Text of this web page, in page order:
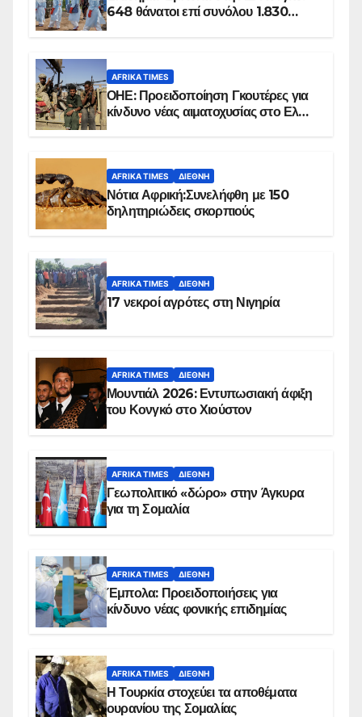
648 θάνατοι επί συνόλου 1.830
AFRIKA TIMES
ΟΗΕ: Προειδοποίηση Γκουτέρες για
κίνδυνο νέας αιματοχυσίας στο Ελ
AFRIKA TIMES ΔΙΕΘΝΉ
Νότια Αφρική:Συνελήφθη με 150
δηλητηριώδεις σκορπιούς
AFRIKA TIMES ΔΙΕΘΝΉ
17 νεκροί αγρότες στη Νιγηρία
AFRIKA TIMES ΔΙΕΘΝΉ
Μουντιάλ 2026: Εντυπωσιακή άφιξη
του Κονγκό στο Χιούστον
AFRIKA TIMES ΔΙΕΘΝΉ
Γεωπολιτικό «δώρο» στην Άγκυρα
για τη Σομαλία
AFRIKA TIMES ΔΙΕΘΝΉ
Έμπολα: Προειδοποιήσεις για
κίνδυνο νέας φονικής επιδημίας
AFRIKA TIMES ΔΙΕΘΝΉ
Η Τουρκία στοχεύει τα αποθέματα
ουρανίου της Σομαλίας